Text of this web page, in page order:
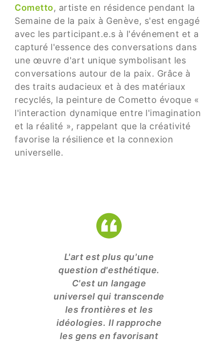
Cometto, artiste en résidence pendant la
Semaine de la paix à Genève, s'est engagé
avec les participant.e.s à l'événement et a
capturé l'essence des conversations dans
une œuvre d'art unique symbolisant les
conversations autour de la paix. Grâce à
des traits audacieux et à des matériaux
recyclés, la peinture de Cometto évoque «
l'interaction dynamique entre l'imagination
et la réalité », rappelant que la créativité
favorise la résilience et la connexion
universelle.
L'art est plus qu'une
question d'esthétique.
C'est un langage
universel qui transcende
les frontières et les
idéologies. Il rapproche
les gens en favorisant